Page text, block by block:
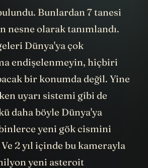
veride 2000 civarında
Bunlardan 7 tanesi
nesne olarak tanımlandı.
Dünya'ya çok
endişelenmeyin, hiçbiri
bir konumda değil. Yine
uyarı sistemi gibi de
daha böyle Dünya'ya
yeni gök cismini
2 yıl içinde bu kamerayla